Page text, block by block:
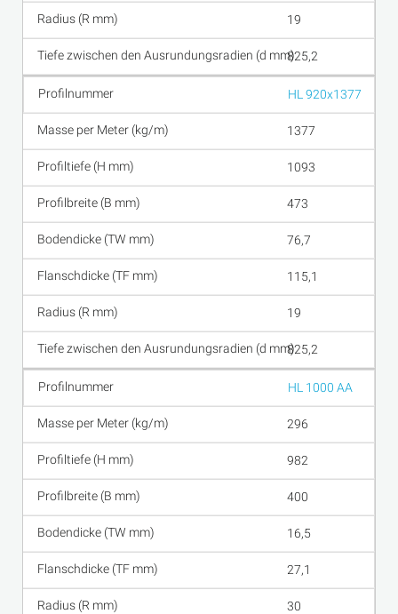
19
825,2
HL 920x1377
1377
1093
473
76,7
115,1
19
825,2
HL 1000 AA
296
982
400
16,5
27,1
30